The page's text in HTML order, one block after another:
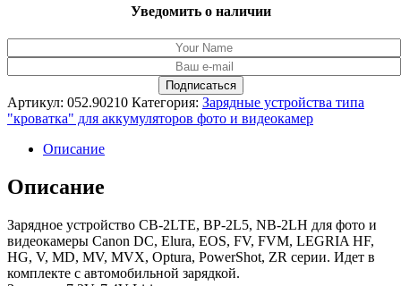
Уведомить о наличии
Артикул: 052.90210 Категория: Зарядные устройства типа
"кроватка" для аккумуляторов фото и видеокамер
Описание
Описание
Зарядное устройство CB-2LTE, BP-2L5, NB-2LH для фото и
видеокамеры Canon DC, Elura, EOS, FV, FVM, LEGRIA HF,
HG, V, MD, MV, MVX, Optura, PowerShot, ZR серии. Идет в
комплекте с автомобильной зарядкой.